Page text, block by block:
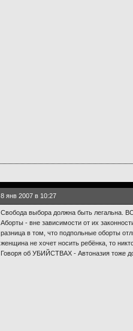
8 янв 2007 в 10:27
Свобода выбора должна быть легальна.
Аборты - вне зависимости от их
разница в том, что подпольные оборты
женщина не хочет носить ребёнка, то
Говоря об УБИЙСТВАХ - Автоназия тоже